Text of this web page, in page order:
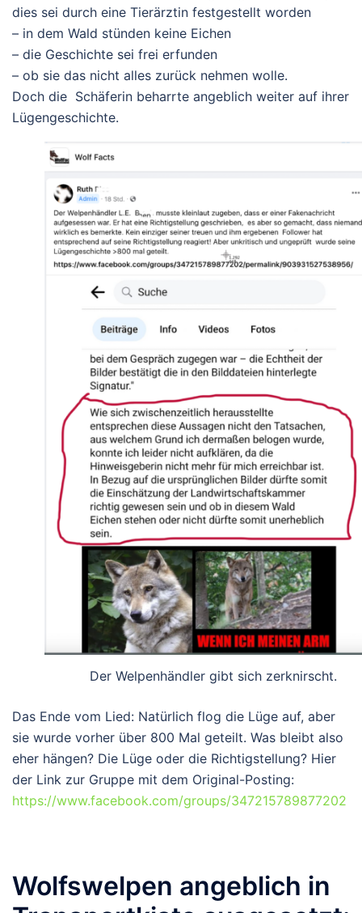
dies sei durch eine Tierärztin festgestellt worden
– in dem Wald stünden keine Eichen
– die Geschichte sei frei erfunden
– ob sie das nicht alles zurück nehmen wolle.
Doch die Schäferin beharrte angeblich weiter auf ihrer
Lügengeschichte.
Der Welpenhändler gibt sich zerknirscht.
Das Ende vom Lied: Natürlich flog die Lüge auf, aber
sie wurde vorher über 800 Mal geteilt. Was bleibt also
eher hängen? Die Lüge oder die Richtigstellung? Hier
der Link zur Gruppe mit dem Original-Posting:
https://www.facebook.com/groups/347215789877202
Wolfswelpen angeblich in